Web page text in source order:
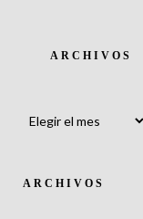
ARCHIVOS
ARCHIVOS